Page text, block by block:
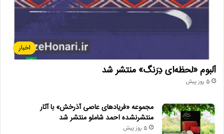
اخبار
آلبوم «لحظه‌ای دِرَنگ» منتشر شد
5 روز پیش
مجموعه «فریادهای عاصی آذرخش» با آثار
منتشرنشده احمد شاملو منتشر شد
5 روز پیش